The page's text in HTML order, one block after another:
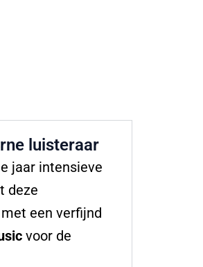
luisteraar
jaar intensieve
deze
een verfijnd
voor de